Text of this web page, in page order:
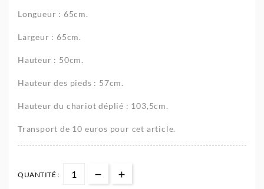
Longueur : 65cm.
Largeur : 65cm.
Hauteur : 50cm.
Hauteur des pieds : 57cm.
Hauteur du chariot déplié : 103,5cm.
Transport de 10 euros pour cet article.
QUANTITÉ :